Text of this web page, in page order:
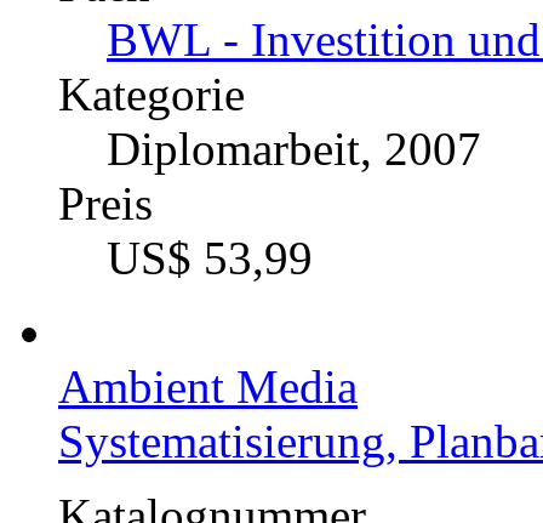
Fach
BWL - Investition
Kategorie
Diplomarbeit, 2007
Preis
Ambient Media
Systematisierung,